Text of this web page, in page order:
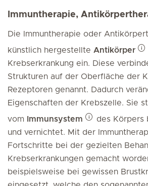
Immuntherapie,
Die Immuntherapie oder
künstlich hergestellte Antikörper
Krebserkrankung ein. Diese
Strukturen auf der Oberfläche der
Rezeptoren genannt. Dadurch
Eigenschaften der Krebszelle. Sie
vom
Immunsystem
des Körpers
und vernichtet. Mit der
Fortschritte bei der gezielten
Krebserkrankungen gemacht
beispielsweise bei gewissen